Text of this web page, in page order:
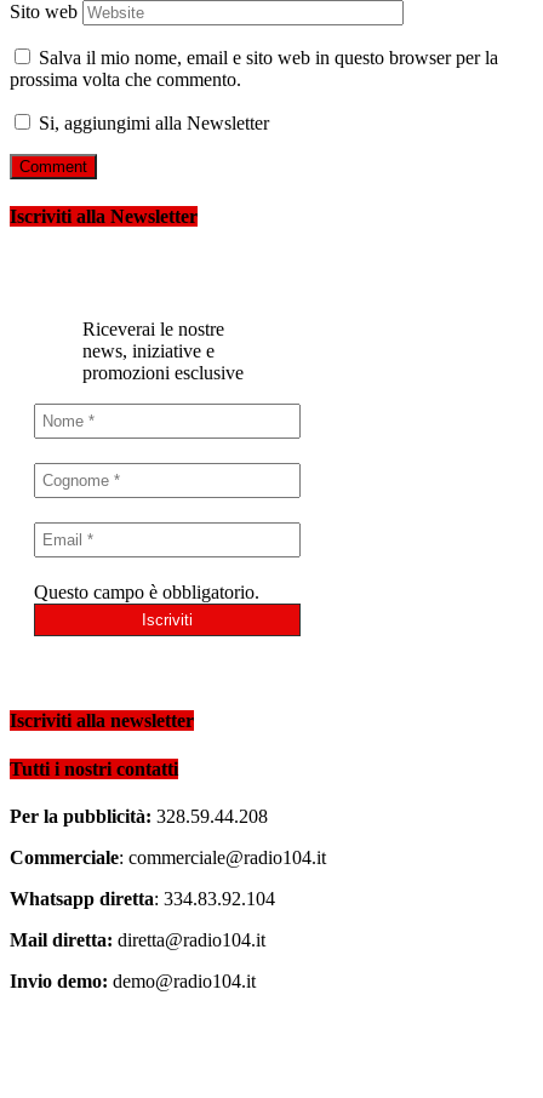
Sito web
Salva il mio nome, email e sito web in questo browser per la
prossima volta che commento.
Si, aggiungimi alla Newsletter
Iscriviti alla Newsletter
Riceverai le nostre
news, iniziative e
promozioni esclusive
Questo campo è obbligatorio.
Iscriviti alla newsletter
Tutti i nostri contatti
Per la pubblicità: 328.59.44.208
Commerciale: commerciale@radio104.it
Whatsapp diretta: 334.83.92.104
Mail diretta: diretta@radio104.it
Invio demo: demo@radio104.it